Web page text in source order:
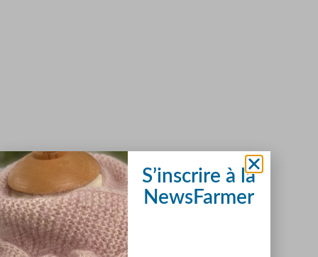
S’inscrire à la
NewsFarmer